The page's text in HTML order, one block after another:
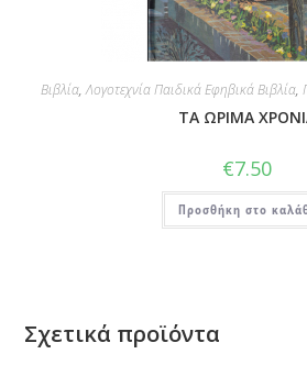
Βιβλία,Λογοτεχνία Παιδικά Εφηβικά Βιβλία,
ΤΑ ΩΡΙΜΑ
€7.50
Προσθήκη στο
Σχετικά προϊόντα